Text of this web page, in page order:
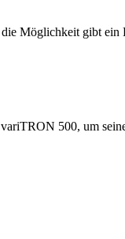
Möglichkeit gibt
500, um